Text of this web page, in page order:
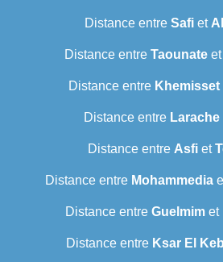
Distance entre Safi et
Distance entre Taounateet
Distance entre Khemisset
Distance entre Larache
Distance entre Asfi et
Distance entre Mohammedia
Distance entre Guelmimet
Distance entre Ksar El